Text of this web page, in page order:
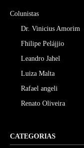
Colunistas
Dr. Vinicius Amorim
Fhilipe Pelájjio
Leandro Jahel
Luiza Malta
Rafael angeli
Renato Oliveira
CATEGORIAS